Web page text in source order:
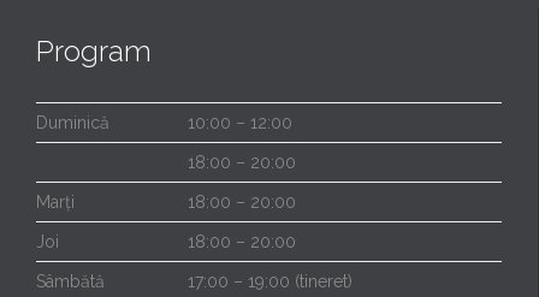
Program
Duminică 10:00 – 12:00
18:00 – 20:00
Marți 18:00 – 20:00
Joi 18:00 – 20:00
Sâmbătă 17:00 – 19:00 (tineret)